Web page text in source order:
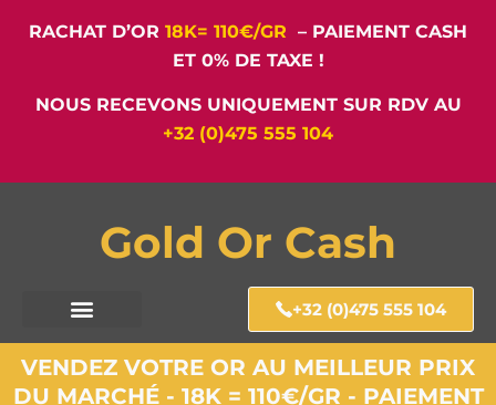
RACHAT D’OR 18K= 110€/GR – PAIEMENT CASH
ET 0% DE TAXE !
NOUS RECEVONS UNIQUEMENT SUR RDV AU
+32 (0)475 555 104
Gold Or Cash
+32 (0)475 555 104
VENDEZ VOTRE OR AU MEILLEUR PRIX
DU MARCHÉ - 18K = 110€/GR - PAIEMENT